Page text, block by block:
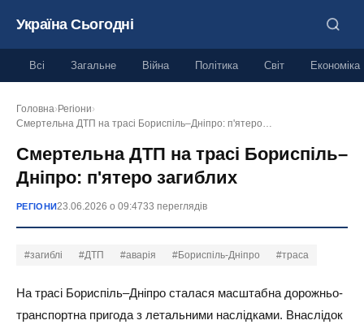
Україна Сьогодні
Всі Загальне Війна Політика Світ Економіка
Головна› Регіони›
Смертельна ДТП на трасі Бориспіль–Дніпро: п'ятеро…
Смертельна ДТП на трасі Бориспіль–
Дніпро: п'ятеро загиблих
РЕГІОНИ23.06.2026 о 09:4733 переглядів
#загиблі #ДТП #аварія #Бориспіль-Дніпро #траса
На трасі Бориспіль–Дніпро сталася масштабна дорожньо-
транспортна пригода з летальними наслідками. Внаслідок